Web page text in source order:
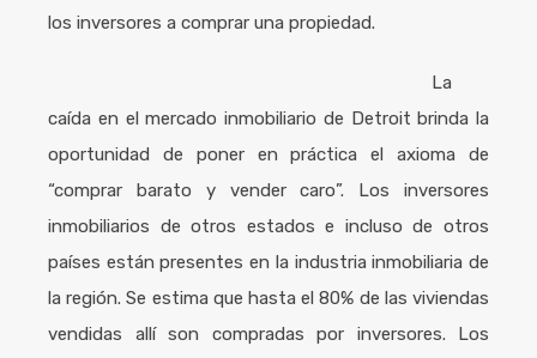
los inversores a comprar una propiedad.
La
caída en el mercado inmobiliario de Detroit brinda la
oportunidad de poner en práctica el axioma de
“comprar barato y vender caro”. Los inversores
inmobiliarios de otros estados e incluso de otros
países están presentes en la industria inmobiliaria de
la región. Se estima que hasta el 80% de las viviendas
vendidas allí son compradas por inversores. Los